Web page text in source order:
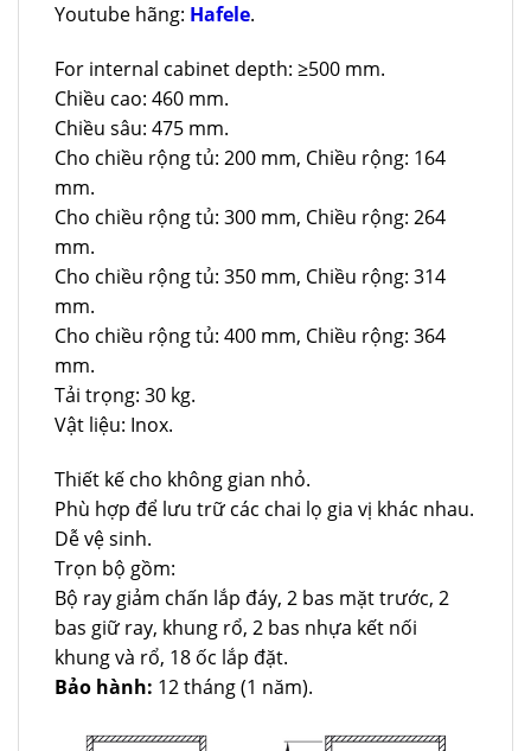
Youtube hãng: Hafele.
For internal cabinet depth: ≥500 mm.
Chiều cao: 460 mm.
Chiều sâu: 475 mm.
Cho chiều rộng tủ: 200 mm, Chiều rộng: 164
mm.
Cho chiều rộng tủ: 300 mm, Chiều rộng: 264
mm.
Cho chiều rộng tủ: 350 mm, Chiều rộng: 314
mm.
Cho chiều rộng tủ: 400 mm, Chiều rộng: 364
mm.
Tải trọng: 30 kg.
Vật liệu: Inox.
Thiết kế cho không gian nhỏ.
Phù hợp để lưu trữ các chai lọ gia vị khác nhau.
Dễ vệ sinh.
Trọn bộ gồm:
Bộ ray giảm chấn lắp đáy, 2 bas mặt trước, 2
bas giữ ray, khung rổ, 2 bas nhựa kết nối
khung và rổ, 18 ốc lắp đặt.
Bảo hành: 12 tháng (1 năm).